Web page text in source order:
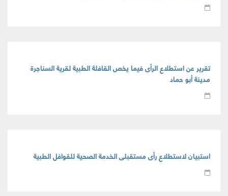
تقرير عن استطلاع الرأى فيما يخص القافلة الطبية لقرية السناجرة
مدينة أبو حماد
استبيان لاستطلاع رأى مستقبلى الخدمة الصحية للقوافل الطبية